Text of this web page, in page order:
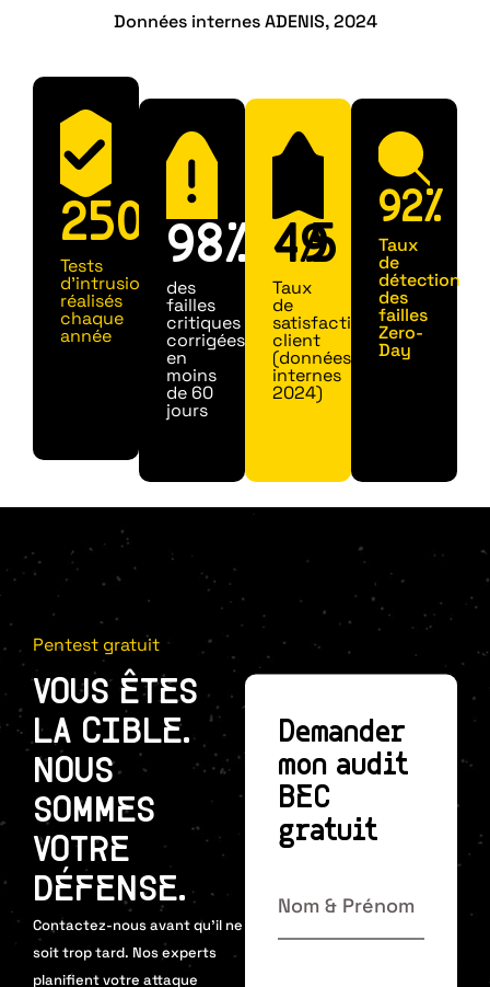
Données internes ADENIS, 2024
250 +
Tests
d’intrusion
réalisés
chaque
année
98%
des
failles
critiques
corrigées
en
moins
de 60
jours
49
/5
Taux
de
satisfaction
client
(données
internes
2024)
92%
Taux
de
détection
des
failles
Zero-
Day
Pentest gratuit
VOUS ÊTES
LA CIBLE.
NOUS
SOMMES
VOTRE
DÉFENSE.
Contactez-nous avant qu’il ne
soit trop tard. Nos experts
planifient votre attaque
Demander
mon audit
BEC
gratuit